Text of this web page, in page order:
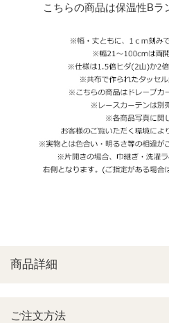
こちらの商品は保温性Bラ
ご注文方法
商品詳細